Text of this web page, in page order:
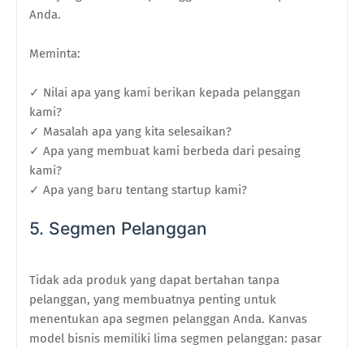
Anda.
Meminta:
✓ Nilai apa yang kami berikan kepada pelanggan
kami?
✓ Masalah apa yang kita selesaikan?
✓ Apa yang membuat kami berbeda dari pesaing
kami?
✓ Apa yang baru tentang startup kami?
5. Segmen Pelanggan
Tidak ada produk yang dapat bertahan tanpa
pelanggan, yang membuatnya penting untuk
menentukan apa segmen pelanggan Anda. Kanvas
model bisnis memiliki lima segmen pelanggan: pasar